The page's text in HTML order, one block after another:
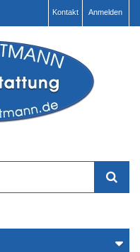
Anmelden
Kontakt